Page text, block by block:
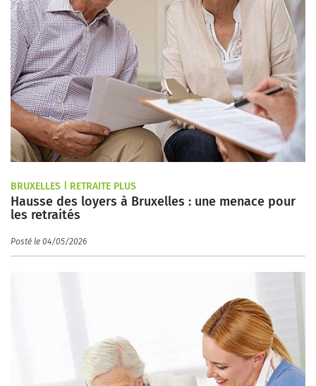
BRUXELLES | RETRAITE PLUS
Hausse des loyers à Bruxelles : une menace pour
les retraités
Posté le 04/05/2026